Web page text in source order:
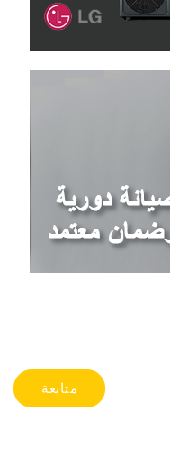
متابعة